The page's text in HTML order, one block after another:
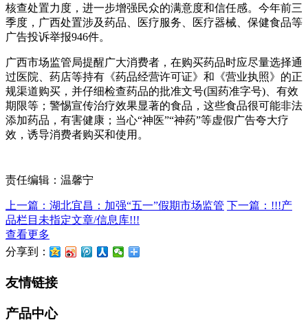
核查处置力度，进一步增强民众的满意度和信任感。今年前三
季度，广西处置涉及药品、医疗服务、医疗器械、保健食品等
广告投诉举报946件。
广西市场监管局提醒广大消费者，在购买药品时应尽量选择通
过医院、药店等持有《药品经营许可证》和《营业执照》的正
规渠道购买，并仔细检查药品的批准文号(国药准字号)、有效
期限等；警惕宣传治疗效果显著的食品，这些食品很可能非法
添加药品，有害健康；当心“神医”“神药”等虚假广告夸大疗
效，诱导消费者购买和使用。
责任编辑：温馨宁
上一篇：湖北宜昌：加强“五一”假期市场监管 下一篇：!!!产
品栏目未指定文章/信息库!!!
查看更多
分享到：
友情链接
产品中心